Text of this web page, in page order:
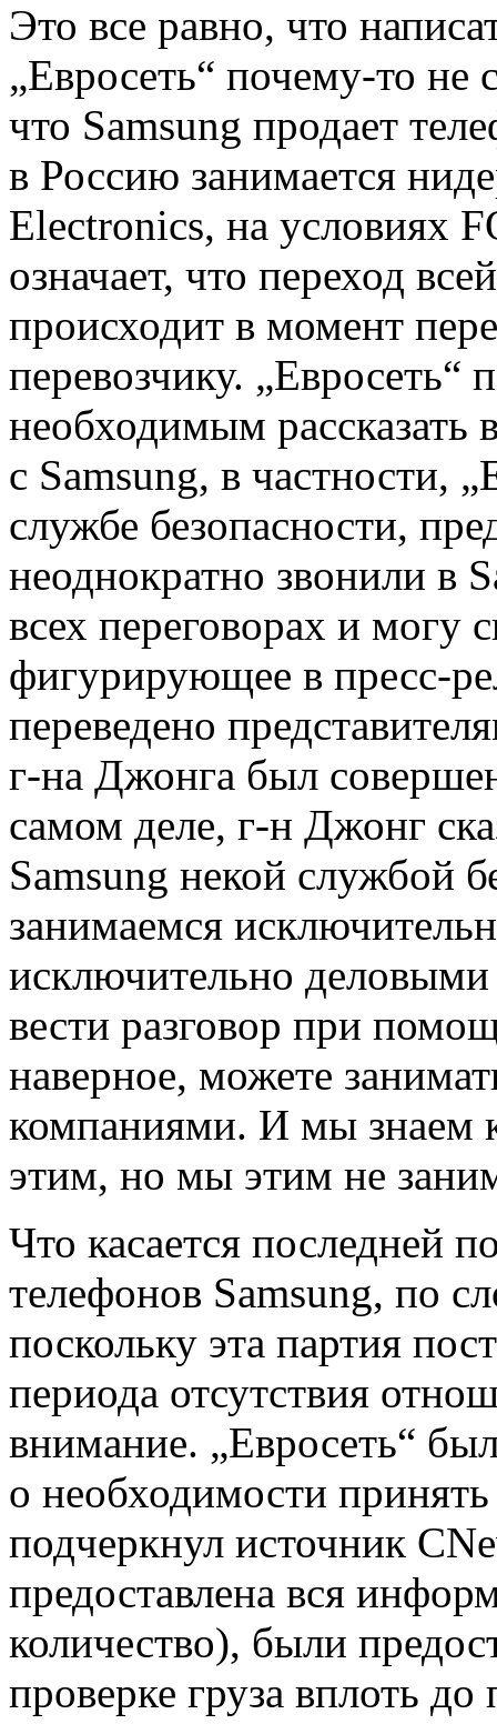
Это все равно, что
„Евросеть“ почему-то не
что Samsung продает
в Россию занимается
Electronics, на условиях
означает, что переход
происходит в момент
перевозчику. „Евросеть“
необходимым рассказать
с Samsung, в частности,
службе безопасности,
неоднократно звонили в
всех переговорах и могу
фигурирующее в пресс-
переведено
г-на Джонга был
самом деле, г-н Джонг
Samsung некой службой
занимаемся
исключительно
вести разговор при
наверное, можете
компаниями. И мы знаем
этим, но мы этим не
Что касается последней
телефонов Samsung, по
поскольку эта партия
периода отсутствия
внимание. „Евросеть“
о необходимости
подчеркнул источник
предоставлена вся
количество), были
проверке груза вплоть